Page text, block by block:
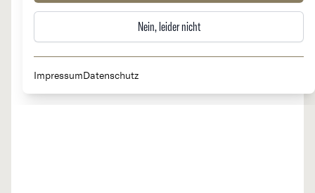
Nein, leider nicht
ImpressumDatenschutz